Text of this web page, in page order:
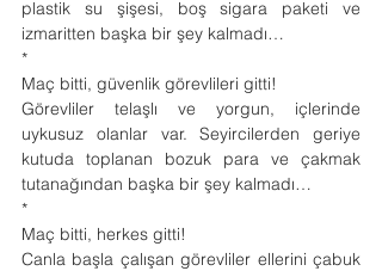
plastik su şişesi, boş sigara paketi ve
izmaritten başka bir şey kalmadı…
*
Maç bitti, güvenlik görevlileri gitti!
Görevliler telaşlı ve yorgun, içlerinde
uykusuz olanlar var. Seyircilerden geriye
kutuda toplanan bozuk para ve çakmak
tutanağından başka bir şey kalmadı…
*
Maç bitti, herkes gitti!
Canla başla çalışan görevliler ellerini çabuk